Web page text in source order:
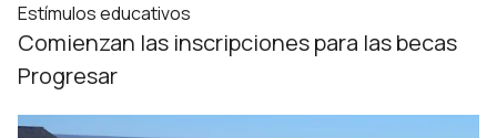
Estímulos educativos
Comienzan las inscripciones para las becas
Progresar